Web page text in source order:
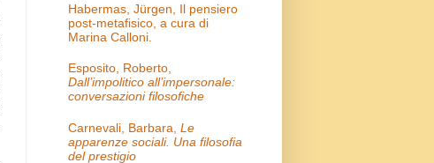
Habermas, Jürgen, Il pensiero
post-metafisico, a cura di
Marina Calloni.
Esposito, Roberto,
Dall’impolitico all’impersonale:
conversazioni filosofiche
Carnevali, Barbara, Le
apparenze sociali. Una filosofia
del prestigio